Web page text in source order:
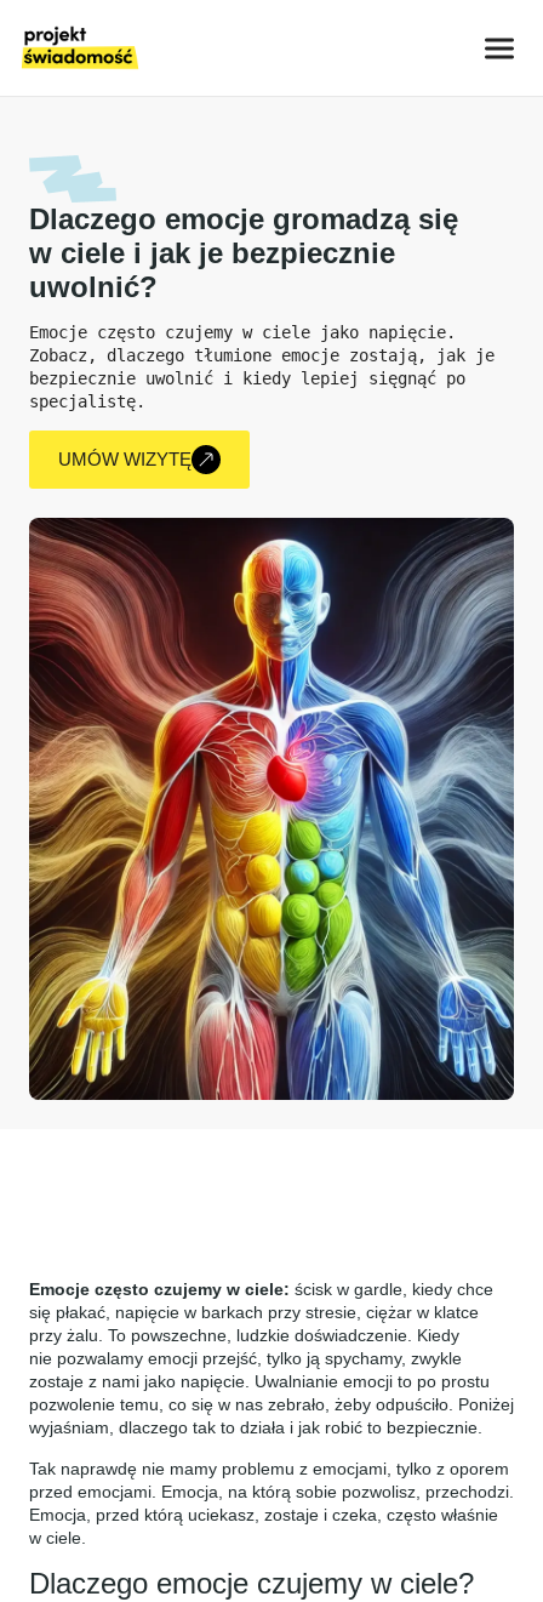
Dlaczego emocje gromadzą się
w ciele i jak je bezpiecznie
uwolnić?
Emocje często czujemy w ciele jako napięcie.
Zobacz, dlaczego tłumione emocje zostają, jak je
bezpiecznie uwolnić i kiedy lepiej sięgnąć po
specjalistę.
UMÓW WIZYTĘ
Emocje często czujemy w ciele: ścisk w gardle, kiedy chce
się płakać, napięcie w barkach przy stresie, ciężar w klatce
przy żalu. To powszechne, ludzkie doświadczenie. Kiedy
nie pozwalamy emocji przejść, tylko ją spychamy, zwykle
zostaje z nami jako napięcie. Uwalnianie emocji to po prostu
pozwolenie temu, co się w nas zebrało, żeby odpuściło. Poniżej
wyjaśniam, dlaczego tak to działa i jak robić to bezpiecznie.
Tak naprawdę nie mamy problemu z emocjami, tylko z oporem
przed emocjami. Emocja, na którą sobie pozwolisz, przechodzi.
Emocja, przed którą uciekasz, zostaje i czeka, często właśnie
w ciele.
Dlaczego emocje czujemy w ciele?